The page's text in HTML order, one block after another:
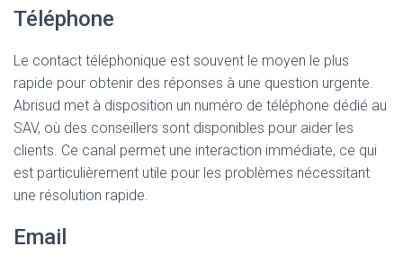
Téléphone
Le contact téléphonique est souvent le moyen le plus
rapide pour obtenir des réponses à une question urgente.
Abrisud met à disposition un numéro de téléphone dédié au
SAV, où des conseillers sont disponibles pour aider les
clients. Ce canal permet une interaction immédiate, ce qui
est particulièrement utile pour les problèmes nécessitant
une résolution rapide.
Email